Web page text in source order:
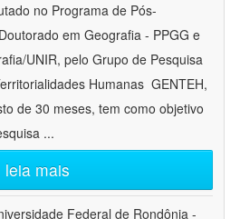
no Programa de Pós-
em Geografia - PPGG e
UNIR, pelo Grupo de Pesquisa
Humanas  GENTEH,
de 30 meses, tem como objetivo
...
leia mais
Federal de Rondônia -